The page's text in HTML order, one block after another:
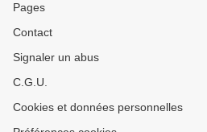
Pages
Contact
Signaler un abus
C.G.U.
Cookies et données personnelles